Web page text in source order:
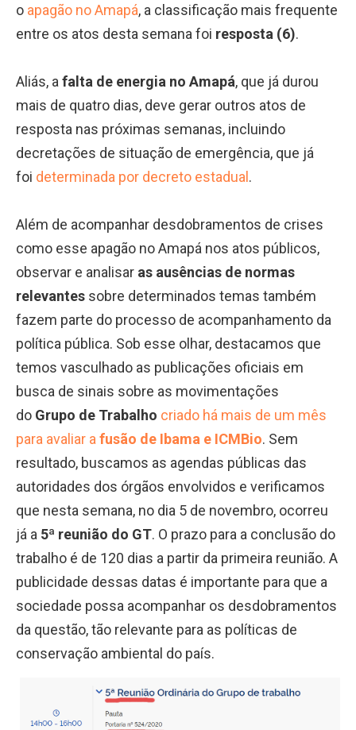
o apagão no Amapá, a classificação mais frequente
entre os atos desta semana foi resposta (6).
Aliás, a falta de energia no Amapá, que já durou
mais de quatro dias, deve gerar outros atos de
resposta nas próximas semanas, incluindo
decretações de situação de emergência, que já
foi determinada por decreto estadual.
Além de acompanhar desdobramentos de crises
como esse apagão no Amapá nos atos públicos,
observar e analisar as ausências de normas
relevantes sobre determinados temas também
fazem parte do processo de acompanhamento da
política pública. Sob esse olhar, destacamos que
temos vasculhado as publicações oficiais em
busca de sinais sobre as movimentações
do Grupo de Trabalho criado há mais de um mês
para avaliar a fusão de Ibama e ICMBio. Sem
resultado, buscamos as agendas públicas das
autoridades dos órgãos envolvidos e verificamos
que nesta semana, no dia 5 de novembro, ocorreu
já a 5ª reunião do GT. O prazo para a conclusão do
trabalho é de 120 dias a partir da primeira reunião. A
publicidade dessas datas é importante para que a
sociedade possa acompanhar os desdobramentos
da questão, tão relevante para as políticas de
conservação ambiental do país.